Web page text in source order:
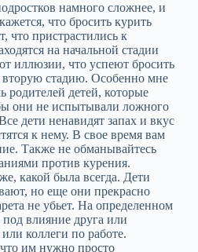
намного сложнее, и
что бросить курить
что пристрастились к
на начальной стадии
иллюзии, что успеют бросить
вторую стадию. Особенно мне
родителей детей, которые
они не испытывали ложного
дети ненавидят запах и вкус
к нему. В свое время вам
Также не обманывайтесь
против курения.
какой была всегда. Дети
но еще они прекрасно
не убьет. На определенном
влияние друга или
коллеги по работе.
им нужно просто